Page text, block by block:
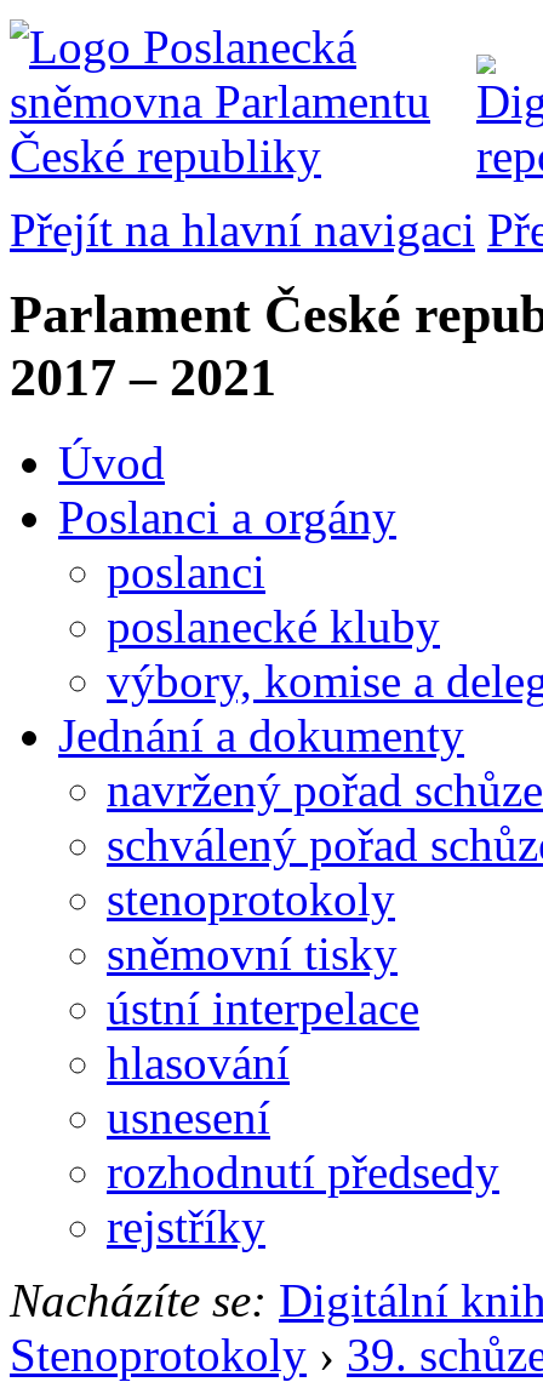
Přejít na hlavní navigaci
Parlament České
2017 – 2021
Úvod
Poslanci a orgány
poslanci
poslanecké kluby
výbory, komise a
Jednání a dokumenty
navržený pořad schůze
schválený pořad
stenoprotokoly
sněmovní tisky
ústní interpelace
hlasování
usnesení
rozhodnutí předsedy
rejstříky
Nacházíte se: Digitální
Stenoprotokoly › 39.